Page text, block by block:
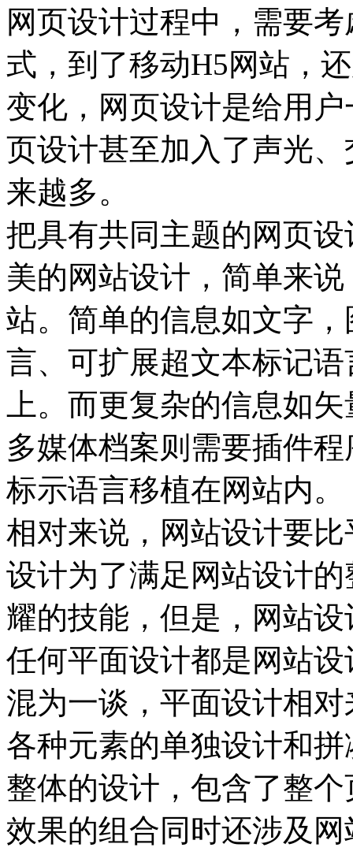
网页设计过程中，需要
式，到了移动H5网站，
变化，网页设计是给用
页设计甚至加入了声光
来越多。
把具有共同主题的网页
美的网站设计，简单来
站。简单的信息如文字
言、可扩展超文本标记
上。而更复杂的信息如
多媒体档案则需要插件
标示语言移植在网站内。
相对来说，网站设计要
设计为了满足网站设计
耀的技能，但是，网站
任何平面设计都是网站
混为一谈，平面设计相
各种元素的单独设计和
整体的设计，包含了整
效果的组合同时还涉及